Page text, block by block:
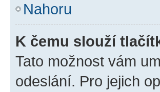
Nahoru
K čemu slouží
Tato možnost vám
odeslání. Pro jejich